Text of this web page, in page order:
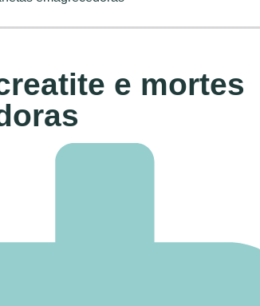
e mortes